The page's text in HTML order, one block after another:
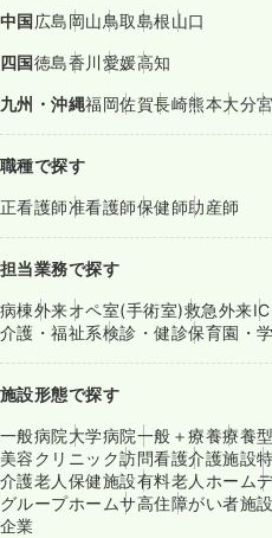
中国広島岡山鳥取島根山口
四国徳島香川愛媛高知
九州・沖縄福岡佐賀長崎熊本大分
職種で探す
正看護師准看護師保健師助産師
担当業務で探す
病棟外来オペ室(手術室)救急外来
介護・福祉系検診・健診保育園・
施設形態で探す
一般病院大学病院一般＋療養療養
美容クリニック訪問看護介護施設
介護老人保健施設有料老人ホーム
グループホームサ高住障がい者施設
企業